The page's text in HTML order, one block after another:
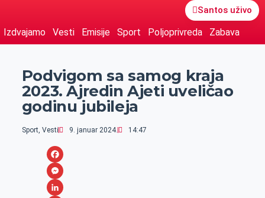
Santos uživo
Izdvajamo Vesti Emisije Sport Poljoprivreda Zabava
Podvigom sa samog kraja
2023. Ajredin Ajeti uveličao
godinu jubileja
Sport, Vesti 9. januar 2024. 14:47
F
aM